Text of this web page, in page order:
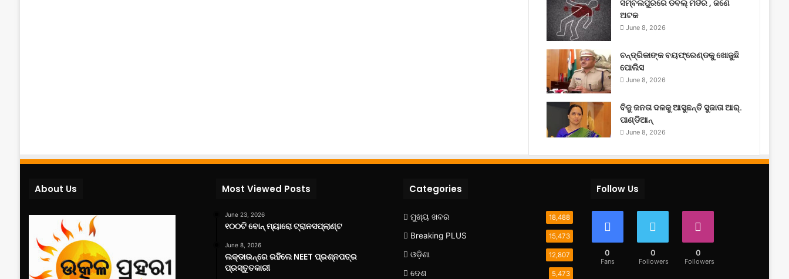
ସମ୍ବଲପୁରରେ ଡବଲ୍ ମର୍ଡର , ଜଣେ
ଅଟକ
June 8, 2026
ଚନ୍ଦ୍ରିକାଙ୍କ ବୟଫ୍ରେଣ୍ଡକୁ ଖୋଜୁଛି
ପୋଲିସ
June 8, 2026
ବିଜୁ ଜନତା ଦଳକୁ ଆସୁଛନ୍ତି ସୁଜାତା ଆର୍‌.
ପାଣ୍ଡିଆନ୍
June 8, 2026
About Us Most Viewed Posts
June 23, 2026
୧୦୦ଟି ବୋନ୍ ମ୍ୟାରୋ ଟ୍ରାନସପ୍ଲାଣ୍ଟ
June 8, 2026
ଲକ୍‌ଡାଉନ୍‌ରେ ରହିଲେ NEET ପ୍ରଶ୍ନପତ୍ର
ପ୍ରସ୍ତୁତକାରୀ
Categories
ମୁଖ୍ୟ ଖବର 18,488
Breaking PLUS 15,473
ଓଡ଼ିଶା 12,807
ଦେଶ 5,473
Follow Us
0
Fans
0
Followers
0
Followers